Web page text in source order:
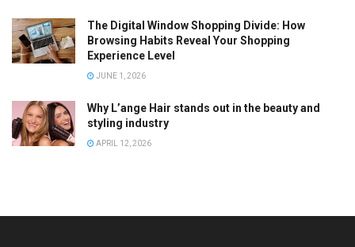
The Digital Window Shopping Divide: How
Browsing Habits Reveal Your Shopping
Experience Level
JUNE 1, 2026
Why L’ange Hair stands out in the beauty and
styling industry
APRIL 12, 2026